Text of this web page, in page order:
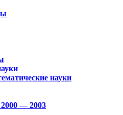
науки
— 2003